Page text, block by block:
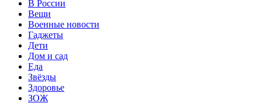
В России
Вещи
Военные новости
Гаджеты
Дети
Дом и сад
Еда
Звёзды
Здоровье
ЗОЖ